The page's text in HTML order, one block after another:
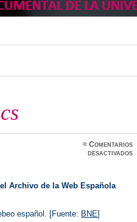
≈Comentarios
desactivadosen
Archivo de la Web Española
español. [Fuente: BNE]